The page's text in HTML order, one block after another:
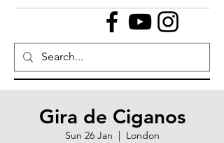
Gira de Ciganos
Sun 26 Jan
  |
London